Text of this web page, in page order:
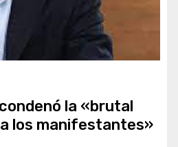
la «brutal
los manifestantes»